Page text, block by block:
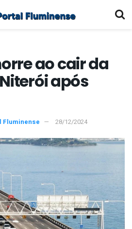
ao cair da
após
Fluminense 28/12/2024